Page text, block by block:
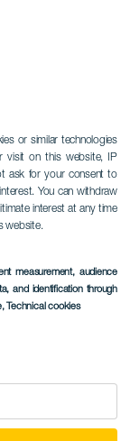
or similar technologies
visit on this website, IP
ask for your consent to
You can withdraw
interest at any time
website.
measurement, audience
and identification through
, Technical cookies